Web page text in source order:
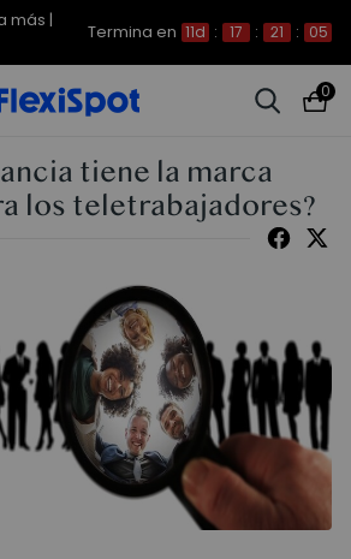
| E7
0
tiene la marca
los teletrabajadores?